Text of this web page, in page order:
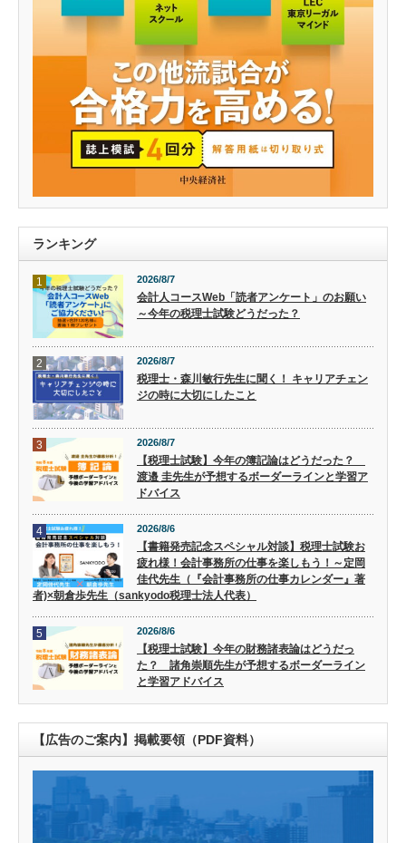
ランキング
1 2026/8/7
会計人コースWeb「読者アンケート」のお願い
～今年の税理士試験どうだった？
2 2026/8/7
税理士・森川敏行先生に聞く！ キャリアチェン
ジの時に大切にしたこと
3 2026/8/7
【税理士試験】今年の簿記論はどうだった？
渡邉 圭先生が予想するボーダーラインと学習ア
ドバイス
4 2026/8/6
【書籍発売記念スペシャル対談】税理士試験お
疲れ様！会計事務所の仕事を楽しもう！～定岡
佳代先生（『会計事務所の仕事カレンダー』著
者)×朝倉歩先生（sankyodo税理士法人代表）
5 2026/8/6
【税理士試験】今年の財務諸表論はどうだっ
た？ 諸角崇順先生が予想するボーダーライン
と学習アドバイス
【広告のご案内】掲載要領（PDF資料）